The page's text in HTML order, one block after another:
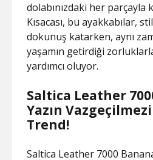
dolabınızdaki her parçayla
Kısacası, bu ayakkabılar,
dokunuş katarken, aynı
yaşamın getirdiği
yardımcı oluyor.
Saltica Leather
Yazın
Trend!
Saltica Leather 7000